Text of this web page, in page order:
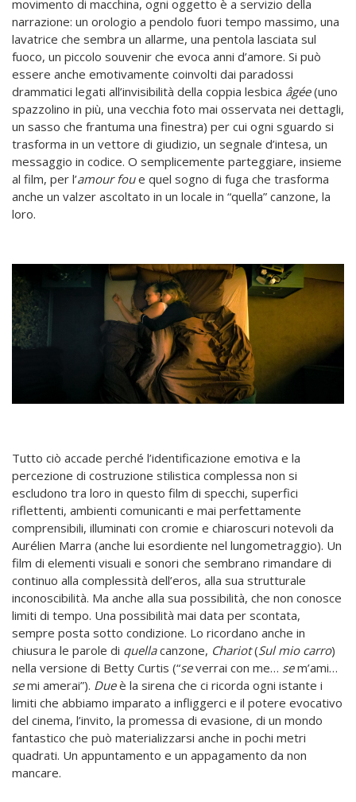
movimento di macchina, ogni oggetto è a servizio della
narrazione: un orologio a pendolo fuori tempo massimo, una
lavatrice che sembra un allarme, una pentola lasciata sul
fuoco, un piccolo souvenir che evoca anni d’amore. Si può
essere anche emotivamente coinvolti dai paradossi
drammatici legati all’invisibilità della coppia lesbica âgée(uno
spazzolino in più, una vecchia foto mai osservata nei dettagli,
un sasso che frantuma una finestra) per cui ogni sguardo si
trasforma in un vettore di giudizio, un segnale d’intesa, un
messaggio in codice. O semplicemente parteggiare, insieme
al film, per l’amour foue quel sogno di fuga che trasforma
anche un valzer ascoltato in un locale in “quella” canzone, la
loro.
Tutto ciò accade perché l’identificazione emotiva e la
percezione di costruzione stilistica complessa non si
escludono tra loro in questo film di specchi, superfici
riflettenti, ambienti comunicanti e mai perfettamente
comprensibili, illuminati con cromie e chiaroscuri notevoli da
Aurélien Marra (anche lui esordiente nel lungometraggio). Un
film di elementi visuali e sonori che sembrano rimandare di
continuo alla complessità dell’eros, alla sua strutturale
inconoscibilità. Ma anche alla sua possibilità, che non conosce
limiti di tempo. Una possibilità mai data per scontata,
sempre posta sotto condizione. Lo ricordano anche in
chiusura le parole di quellacanzone, Chariot(Sul mio carro)
nella versione di Betty Curtis (“severrai con me… sem’ami…
semi amerai”). Dueè la sirena che ci ricorda ogni istante i
limiti che abbiamo imparato a infliggerci e il potere evocativo
del cinema, l’invito, la promessa di evasione, di un mondo
fantastico che può materializzarsi anche in pochi metri
quadrati. Un appuntamento e un appagamento da non
mancare.